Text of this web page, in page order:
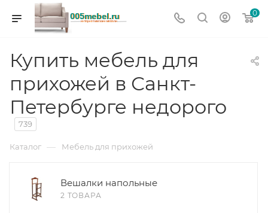
0
Купить мебель для
прихожей в Санкт-
Петербурге недорого
739
Каталог — Мебель для прихожей
Вешалки напольные
2 ТОВАРА